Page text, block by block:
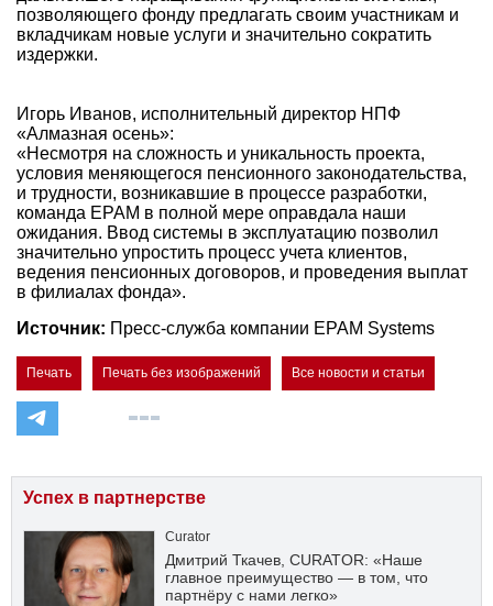
позволяющего фонду предлагать своим участникам и
вкладчикам новые услуги и значительно сократить
издержки.
Игорь Иванов, исполнительный директор НПФ
«Алмазная осень»:
«Несмотря на сложность и уникальность проекта,
условия меняющегося пенсионного законодательства,
и трудности, возникавшие в процессе разработки,
команда EPAM в полной мере оправдала наши
ожидания. Ввод системы в эксплуатацию позволил
значительно упростить процесс учета клиентов,
ведения пенсионных договоров, и проведения выплат
в филиалах фонда».
Источник: Пресс-служба компании EPAM Systems
Печать Печать без изображений Все новости и статьи
Успех в партнерстве
Curator
Дмитрий Ткачев, CURATOR: «Наше
главное преимущество — в том, что
партнёру с нами легко»